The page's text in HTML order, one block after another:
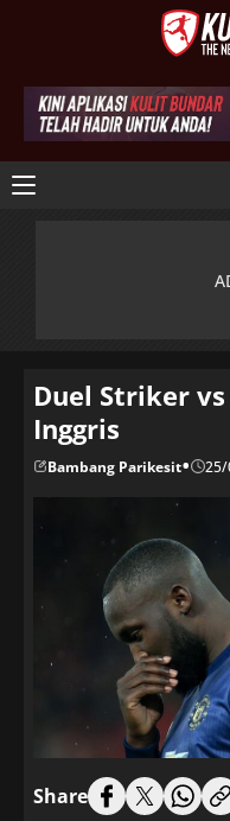
Duel Striker
Inggris
Bambang Parikesit• 25/
Share